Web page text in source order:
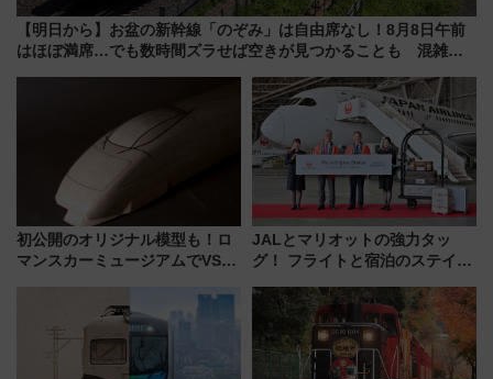
【明日から】お盆の新幹線「のぞみ」は自由席なし！8月8日午前
はほぼ満席…でも数時間ズラせば空きが見つかることも 混雑避
初公開のオリジナル模型も！ロ
マンスカーミュージアムでVSE
15日スタート
JALとマリオットの強力タッ
グ！ フライトと宿泊のステイタ
上級会員資格を効率よく獲得す
る方法を解説